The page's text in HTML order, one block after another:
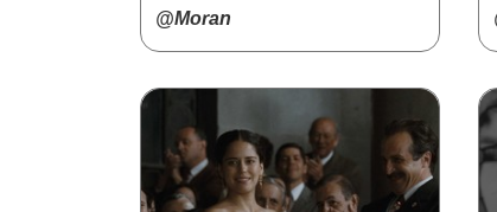
@Moran